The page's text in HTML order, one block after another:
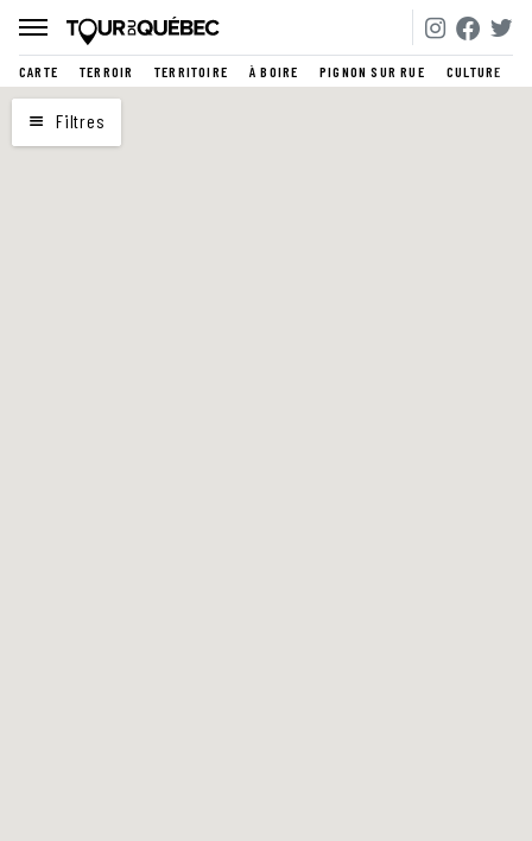
CARTE TERROIR TERRITOIRE À BOIRE PIGNON SUR RUE CULTURE
CARTE
Filtres